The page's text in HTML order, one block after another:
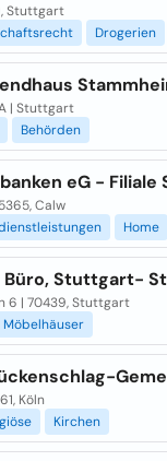
Stuttgart
Drogerien
| Stuttgart
Behörden
eG - Filiale
Calw
Home
Büro, Stuttgart-
6 | 70439, Stuttgart
Möbelhäuser
Köln
Kirchen